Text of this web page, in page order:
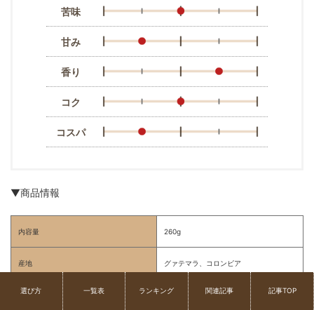
苦味
甘み
香り
コク
コスパ
▼商品情報
内容量 260g
産地 グァテマラ、コロンビア
焙煎 深煎り
選び方 一覧表 ランキング 関連記事 記事TOP